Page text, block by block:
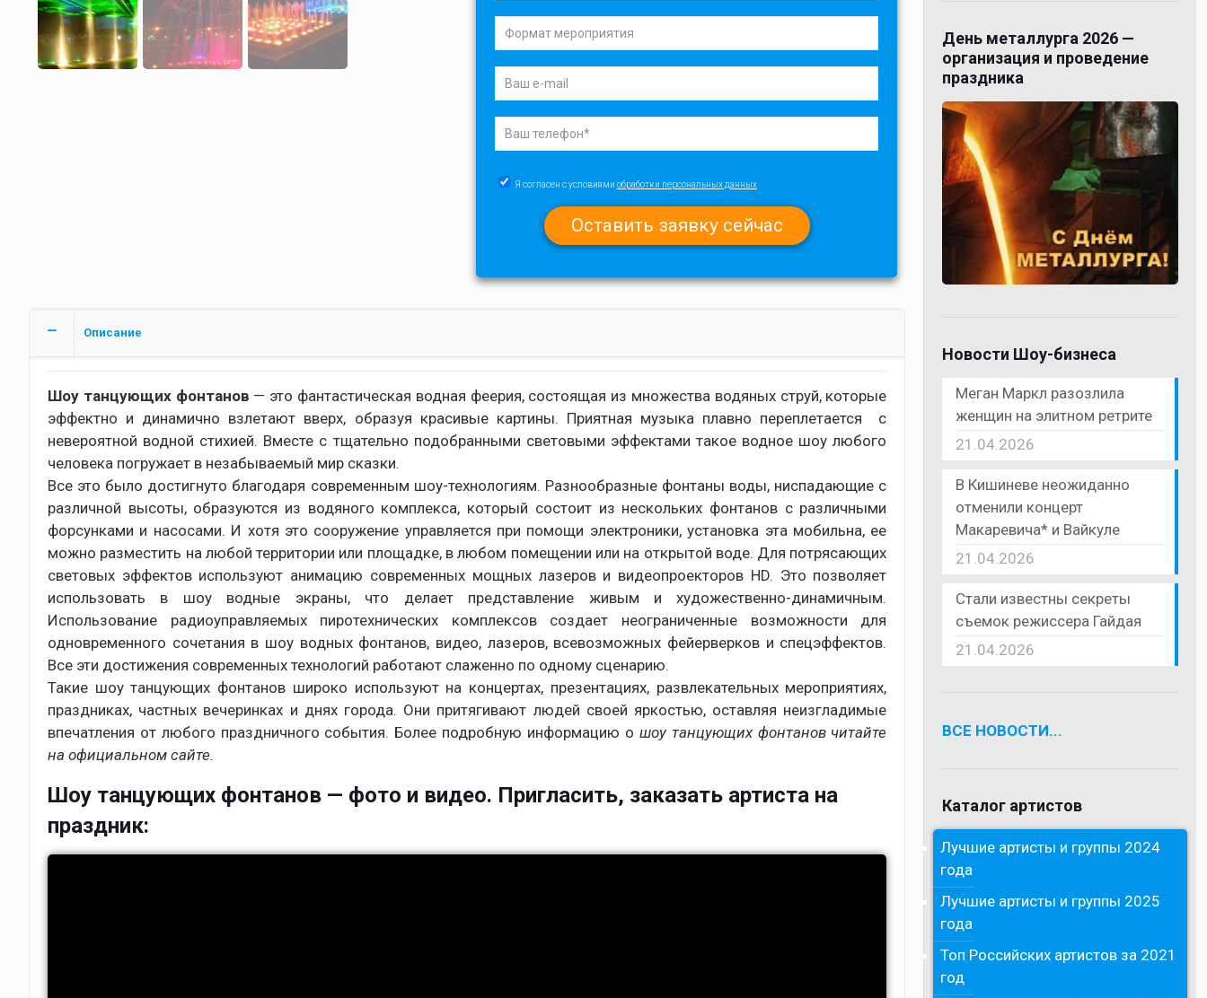
Я согласен с условиями обработки персональных данных
Описание
Шоу танцующих фонтанов — это фантастическая водная феерия, состоящая из множества водяных струй, которые
эффектно и динамично взлетают вверх, образуя красивые картины. Приятная музыка плавно переплетается с
невероятной водной стихией. Вместе с тщательно подобранными световыми эффектами такое водное шоу любого
человека погружает в незабываемый мир сказки.
Все это было достигнуто благодаря современным шоу-технологиям. Разнообразные фонтаны воды, ниспадающие с
различной высоты, образуются из водяного комплекса, который состоит из нескольких фонтанов с различными
форсунками и насосами. И хотя это сооружение управляется при помощи электроники, установка эта мобильна, ее
можно разместить на любой территории или площадке, в любом помещении или на открытой воде. Для потрясающих
световых эффектов используют анимацию современных мощных лазеров и видеопроекторов HD. Это позволяет
использовать в шоу водные экраны, что делает представление живым и художественно-динамичным.
Использование радиоуправляемых пиротехнических комплексов создает неограниченные возможности для
одновременного сочетания в шоу водных фонтанов, видео, лазеров, всевозможных фейерверков и спецэффектов.
Все эти достижения современных технологий работают слаженно по одному сценарию.
Такие шоу танцующих фонтанов широко используют на концертах, презентациях, развлекательных мероприятиях,
праздниках, частных вечеринках и днях города. Они притягивают людей своей яркостью, оставляя неизгладимые
впечатления от любого праздничного события. Более подробную информацию о шоу танцующих фонтанов читайте
на официальном сайте.
Шоу танцующих фонтанов — фото и видео. Пригласить, заказать артиста на
праздник:
День металлурга 2026 —
организация и проведение
праздника
Новости Шоу-бизнеса
Меган Маркл разозлила
женщин на элитном ретрите
21.04.2026
В Кишиневе неожиданно
отменили концерт
Макаревича* и Вайкуле
21.04.2026
Стали известны секреты
съемок режиссера Гайдая
21.04.2026
ВСЕ НОВОСТИ...
Каталог артистов
Лучшие артисты и группы 2024
года
Лучшие артисты и группы 2025
года
Топ Российских артистов за 2021
год